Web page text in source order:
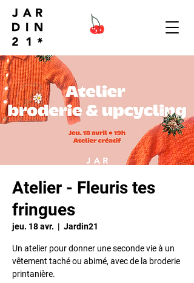
Atelier - Fleuris tes
fringues
jeu. 18 avr.
  |
Jardin21
Un atelier pour donner une seconde vie à un
vêtement taché ou abimé, avec de la broderie
printanière.